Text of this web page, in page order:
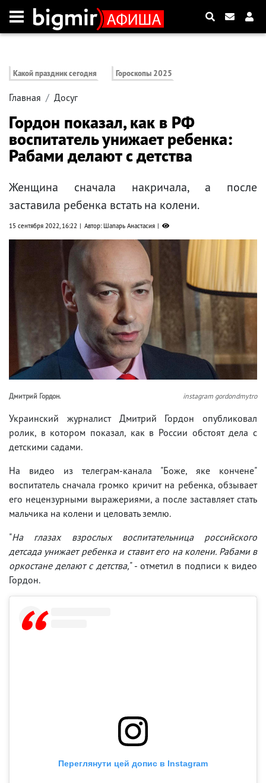
Какой праздник сегодня Гороскопы 2025
Главная Досуг
Гордон показал, как в РФ
воспитатель унижает ребенка:
Рабами делают с детства
Женщина сначала накричала, а после
заставила ребенка встать на колени.
15 сентября 2022, 16:22 Автор: Шапарь Анастасия
Дмитрий Гордон. instagram gordondmytro
Украинский журналист Дмитрий Гордон опубликовал
ролик, в котором показал, как в России обстоят дела с
детскими садами.
На видео из телеграм-канала "Боже, яке кончене"
воспитатель сначала громко кричит на ребенка, обзывает
его нецензурными выражериями, а после заставляет стать
мальчика на колени и целовать землю.
"На глазах взрослых воспитательница российского
детсада унижает ребенка и ставит его на колени. Рабами в
оркостане делают с детства," - отметил в подписи к видео
Гордон.
Переглянути цей допис в Instagram